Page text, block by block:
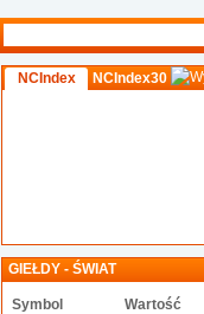
NCIndex NCIndex30
GIEŁDY - ŚWIAT
Symbol
Wartość